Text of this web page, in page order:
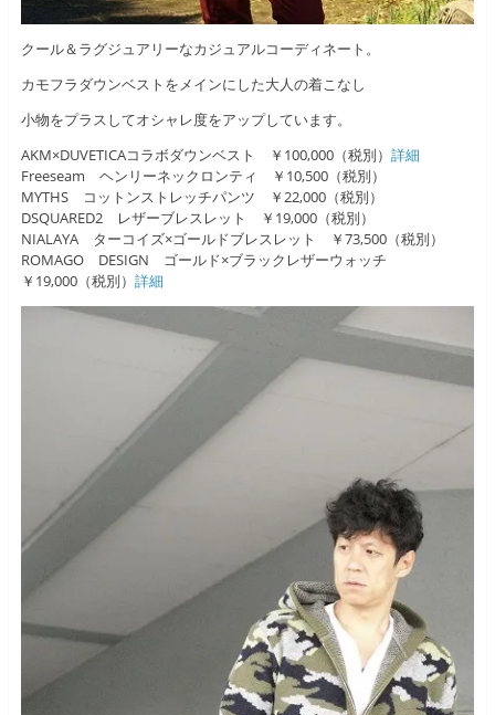
クール＆ラグジュアリーなカジュアルコーディネート。
カモフラダウンベストをメインにした大人の着こなし
小物をプラスしてオシャレ度をアップしています。
AKM×DUVETICAコラボダウンベスト ￥100,000（税別） 詳細
Freeseam ヘンリーネックロンティ ￥10,500（税別）
MYTHS コットンストレッチパンツ ￥22,000（税別）
DSQUARED2 レザーブレスレット ￥19,000（税別）
NIALAYA ターコイズ×ゴールドブレスレット ￥73,500（税別）
ROMAGO DESIGN ゴールド×ブラックレザーウォッチ
￥19,000（税別） 詳細